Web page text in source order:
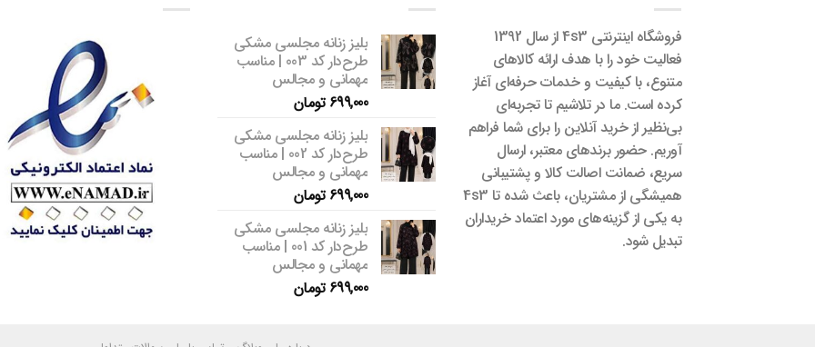
فروشگاه اینترنتی 4s3 از سال 1392
فعالیت خود را با هدف ارائه کالاهای
متنوع، با کیفیت و خدمات حرفه‌ای آغاز
کرده است. ما در تلاشیم تا تجربه‌ای
بی‌نظیر از خرید آنلاین را برای شما فراهم
آوریم. حضور برندهای معتبر، ارسال
سریع، ضمانت اصالت کالا و پشتیبانی
همیشگی از مشتریان، باعث شده تا 4s3
به یکی از گزینه‌های مورد اعتماد خریداران
تبدیل شود.
بلیز زنانه مجلسی مشکی
طرح‌دار کد 003 | مناسب
مهمانی و مجالس
699,000 تومان
بلیز زنانه مجلسی مشکی
طرح‌دار کد 002 | مناسب
مهمانی و مجالس
699,000 تومان
بلیز زنانه مجلسی مشکی
طرح‌دار کد 001 | مناسب
مهمانی و مجالس
699,000 تومان